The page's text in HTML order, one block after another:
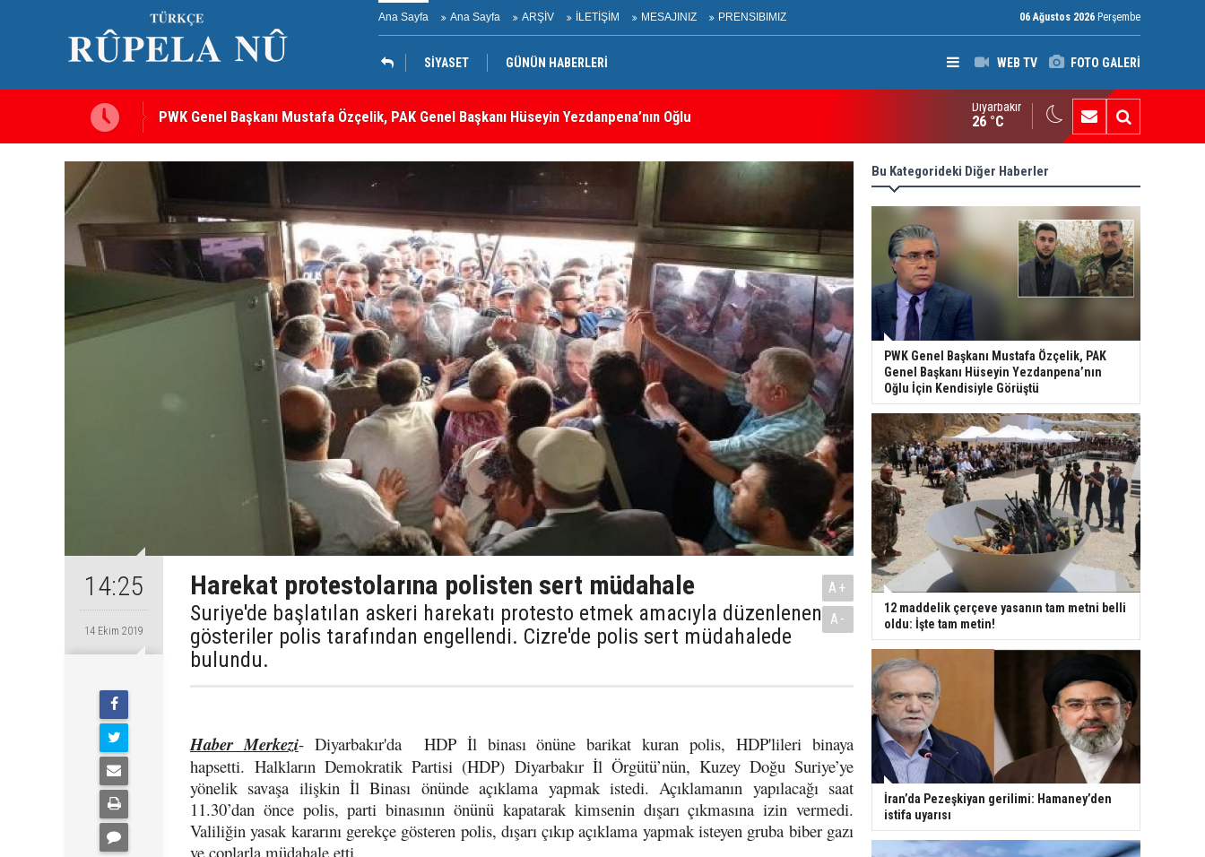
Ana Sayfa Ana Sayfa ARŞİV İLETİŞİM MESAJINIZ PRENSIBIMIZ 06 Ağustos 2026 Perşembe
WEB TV FOTO GALERİ
SİYASET GÜNÜN HABERLERİ
PWK Genel Başkanı Mustafa Özçelik, PAK Genel Başkanı Hüseyin Yezdanpena’nın Oğlu İçin Kendisiyle
Görüştü
12 maddelik çerçeve yasanın tam metni belli oldu: İşte tam metin!
İran’da Pezeşkiyan gerilimi: Hamaney’den istifa uyarısı
Diyarbakır
26 °C
14:25
14 Ekim 2019
Harekat protestolarına polisten sert müdahale
Suriye'de başlatılan askeri harekatı protesto etmek amacıyla düzenlenen
gösteriler polis tarafından engellendi. Cizre'de polis sert müdahalede
bulundu.
A+
A-
Haber Merkezi- Diyarbakır'da HDP İl binası önüne barikat kuran polis, HDP'lileri binaya
hapsetti. Halkların Demokratik Partisi (HDP) Diyarbakır İl Örgütü’nün, Kuzey Doğu Suriye’ye
yönelik savaşa ilişkin İl Binası önünde açıklama yapmak istedi. Açıklamanın yapılacağı saat
11.30’dan önce polis, parti binasının önünü kapatarak kimsenin dışarı çıkmasına izin vermedi.
Valiliğin yasak kararını gerekçe gösteren polis, dışarı çıkıp açıklama yapmak isteyen gruba biber gazı
ve coplarla müdahale etti.
Bu Kategorideki Diğer Haberler
PWK Genel Başkanı Mustafa Özçelik, PAK
Genel Başkanı Hüseyin Yezdanpena’nın
Oğlu İçin Kendisiyle Görüştü
12 maddelik çerçeve yasanın tam metni belli
oldu: İşte tam metin!
İran’da Pezeşkiyan gerilimi: Hamaney’den
istifa uyarısı